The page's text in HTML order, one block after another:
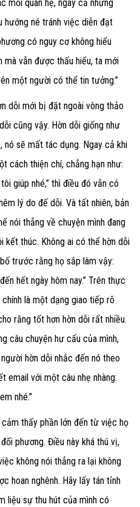
mối quan hệ, ngay cả những
hướng né tránh việc diễn đạt
có nguy cơ không hiểu
mà vẫn được thấu hiểu, ta mới
một người có thể tin tưởng.”
dỗi mới bị đặt ngoài vòng thảo
cũng vậy. Hờn dỗi giống như
nó sẽ mất tác dụng. Ngay cả khi
cách thiện chí, chẳng hạn như:
giúp nhé,” thì điều đó vẫn có
lý do để dỗi. Và tất nhiên, bản
nói thẳng về chuyện mình đang
kết thúc. Không ai có thể hờn dỗi
trước rằng họ sắp làm vậy:
hết ngày hôm nay.” Trên thực
là một dạng giao tiếp rõ
rằng tốt hơn hờn dỗi rất nhiều.
câu chuyện hư cấu của mình,
hờn dỗi nhắc đến nó theo
email với một câu nhẹ nhàng:
nhé.”
thấy phần lớn đến từ việc họ
phương. Điều này khá thú vị,
không nói thẳng ra lại không
hoan nghênh. Hãy lấy tán tỉnh
liệu sự thu hút của mình có